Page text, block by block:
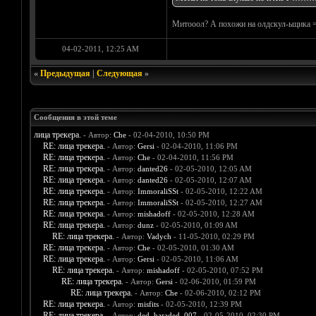
Митооол? А похожи на олдскул-ьщика
04-02-2011, 12:25 AM
« Предыдущая| Следующая»
Сообщения в этой теме
лица трекера. - Автор: Che- 02-04-2010, 10:50 PM
RE: лица трекера. - Автор: Gersi - 02-04-2010, 11:06 PM
RE: лица трекера. - Автор: Che- 02-04-2010, 11:56 PM
RE: лица трекера. - Автор: danted26- 02-05-2010, 12:05 AM
RE: лица трекера. - Автор: danted26- 02-05-2010, 12:07 AM
RE: лица трекера. - Автор: ImmoraliSSt- 02-05-2010, 12:22 AM
RE: лица трекера. - Автор: ImmoraliSSt- 02-05-2010, 12:27 AM
RE: лица трекера. - Автор: mishadoff- 02-05-2010, 12:28 AM
RE: лица трекера. - Автор: dunz- 02-05-2010, 01:09 AM
RE: лица трекера. - Автор: Vadych - 11-05-2010, 02:29 PM
RE: лица трекера. - Автор: Che- 02-05-2010, 01:30 AM
RE: лица трекера. - Автор: Gersi - 02-05-2010, 11:06 AM
RE: лица трекера. - Автор: mishadoff- 02-05-2010, 07:52 PM
RE: лица трекера. - Автор: Gersi - 02-06-2010, 01:59 PM
RE: лица трекера. - Автор: Che- 02-06-2010, 02:12 PM
RE: лица трекера. - Автор: misfits- 02-05-2010, 12:39 PM